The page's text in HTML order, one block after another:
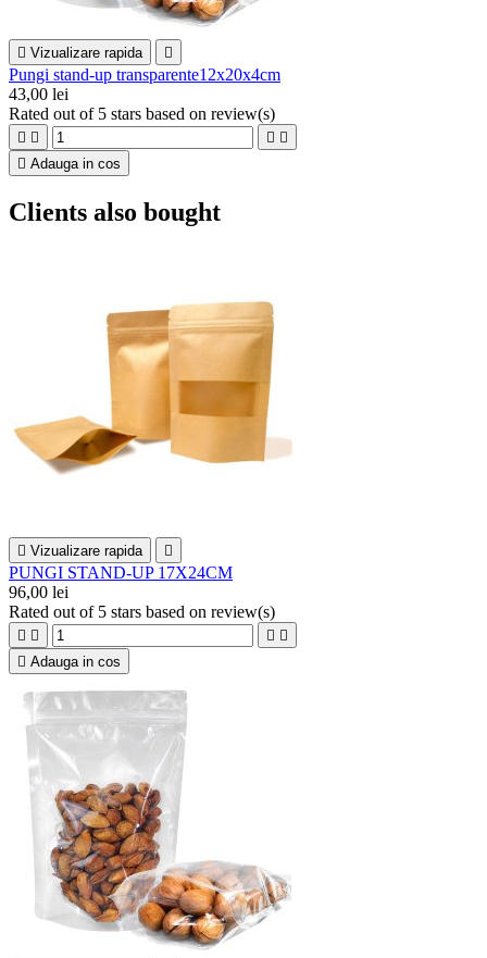
 Vizualizare rapida 
Pungi stand-up transparente12x20x4cm
43,00 lei
Rated out of 5 stars based on review(s)
   
 Adauga in cos
Clients also bought
 Vizualizare rapida 
PUNGI STAND-UP 17X24CM
96,00 lei
Rated out of 5 stars based on review(s)
   
 Adauga in cos